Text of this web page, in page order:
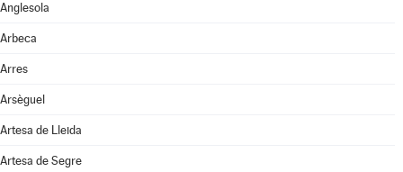
Anglesola
Arbeca
Arres
Arsèguel
Artesa de Lleida
Artesa de Segre